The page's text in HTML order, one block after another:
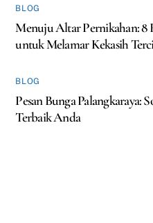
BLOG
Menuju Altar Pernikahan: 8
untuk Melamar Kekasih
BLOG
Pesan Bunga Palangkaraya:
Terbaik Anda